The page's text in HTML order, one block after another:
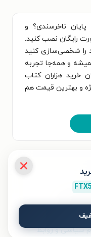
پایان ناخرسندی؟ و
رایگان نصب کنید.
را شخصی‌سازی کنید
و همه‌جا تجربه
خرید هزاران کتاب
و بهترین قیمت هم
لذت
سیاسی و روابط